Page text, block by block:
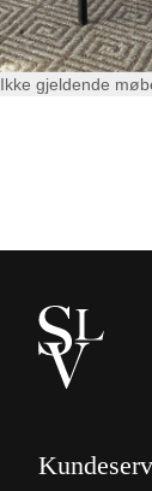
Ikke gjeldende